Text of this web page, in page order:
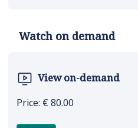
Watch on demand
View on-demand
Price: € 80.00